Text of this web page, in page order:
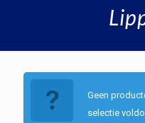
Geen
selectie